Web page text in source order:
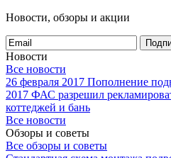
Новости, обзоры и акции
Новости
Все новости
26 февраля 2017 Пополнение
2017 ФАС разрешил
коттеджей и бань
Все новости
Обзоры и советы
Все обзоры и советы